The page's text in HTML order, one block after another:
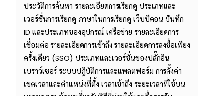
ประวัติการค้นหา รายละเอียดการเรียกดู ประเภทและ
เวอร์ชั่นการเรียกดู ภาษาในการเรียกดู เว็บบีคอน บันทึก
ID และประเภทของอุปกรณ์ เครือข่าย รายละเอียดการ
เชื่อมต่อ รายละเอียดการเข้าถึง รายละเอียดการลงชื่อเพียง
ครั้งเดียว (SSO) ประเภทและเวอร์ชั่นของปลั๊กอิน
เบราว์เซอร์ ระบบปฏิบัติการและแพลตฟอร์ม การตั้งค่า
เขตเวลาและตําแหน่งที่ตั้ง เวลาเข้าถึง ระยะเวลาที่ใช้บน